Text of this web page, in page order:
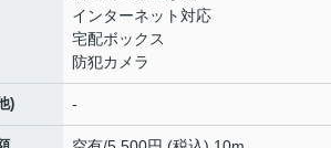
インターネット対応
宅配ボックス
防犯カメラ
) -